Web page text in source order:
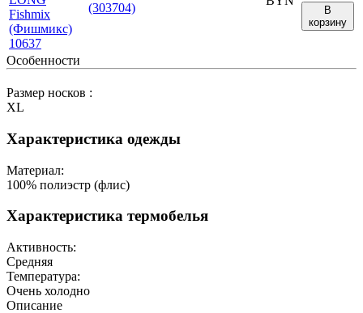
(303704)
В
корзину
Особенности
Размер носков :
XL
Характеристика одежды
Материал:
100% полиэстр (флис)
Характеристика термобелья
Активность:
Средняя
Температура:
Очень холодно
Описание